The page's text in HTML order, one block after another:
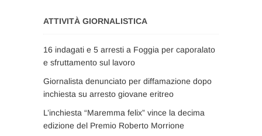
ATTIVITÀ GIORNALISTICA
16 indagati e 5 arresti a Foggia per caporalato
e sfruttamento sul lavoro
Giornalista denunciato per diffamazione dopo
inchiesta su arresto giovane eritreo
L’inchiesta “Maremma felix” vince la decima
edizione del Premio Roberto Morrione